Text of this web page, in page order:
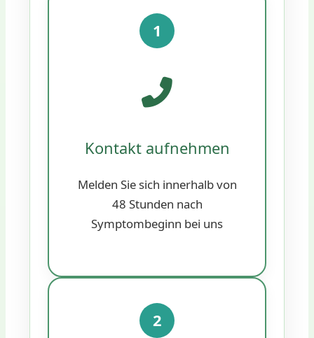
1
Kontakt aufnehmen
Melden Sie sich innerhalb von
48 Stunden nach
Symptombeginn bei uns
2